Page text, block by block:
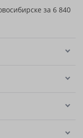
за 6 840